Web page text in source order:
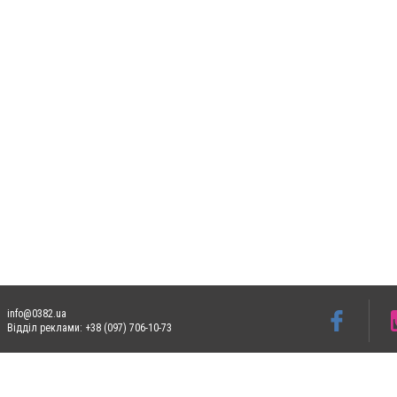
info@0382.ua
Відділ реклами: +38 (097) 706-10-73